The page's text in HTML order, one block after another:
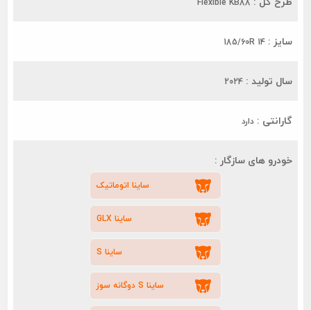
سایز : 185/60R 14
سال تولید : 2024
گارانتی : دارد
خودرو های سازگار :
ساینا اتوماتیک
ساینا GLX
ساینا S
ساینا S دوگانه سوز